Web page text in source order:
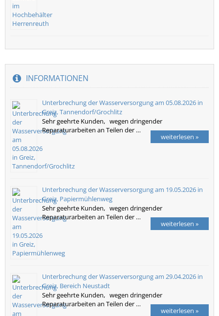
INFORMATIONEN
Unterbrechung der Wasserversorgung am 05.08.2026 in
Greiz, Tannendorf/Grochlitz
Sehr geehrte Kunden, wegen dringender
Reparaturarbeiten an Teilen der …
weiterlesen »
Unterbrechung der Wasserversorgung am 19.05.2026 in
Greiz, Papiermühlenweg
Sehr geehrte Kunden, wegen dringender
Reparaturarbeiten an Teilen der …
weiterlesen »
Unterbrechung der Wasserversorgung am 29.04.2026 in
Greiz, Bereich Neustadt
Sehr geehrte Kunden, wegen dringender
Reparaturarbeiten an Teilen der …
weiterlesen »